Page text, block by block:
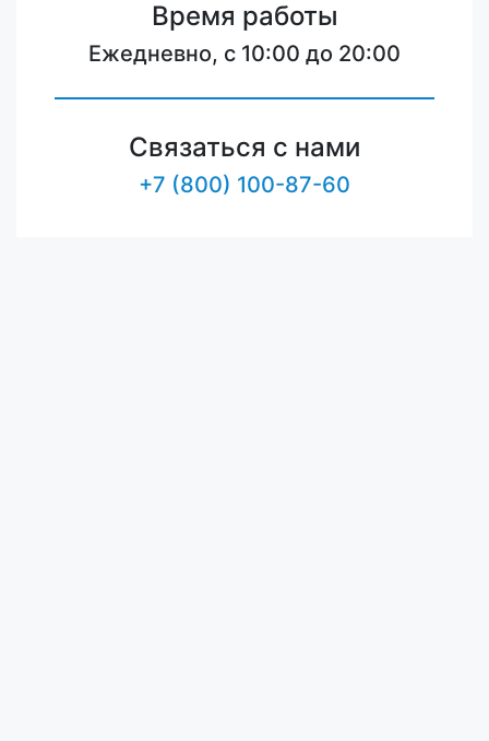
Время работы
Ежедневно, с 10:00 до 20:00
Связаться с нами
+7 (800) 100-87-60